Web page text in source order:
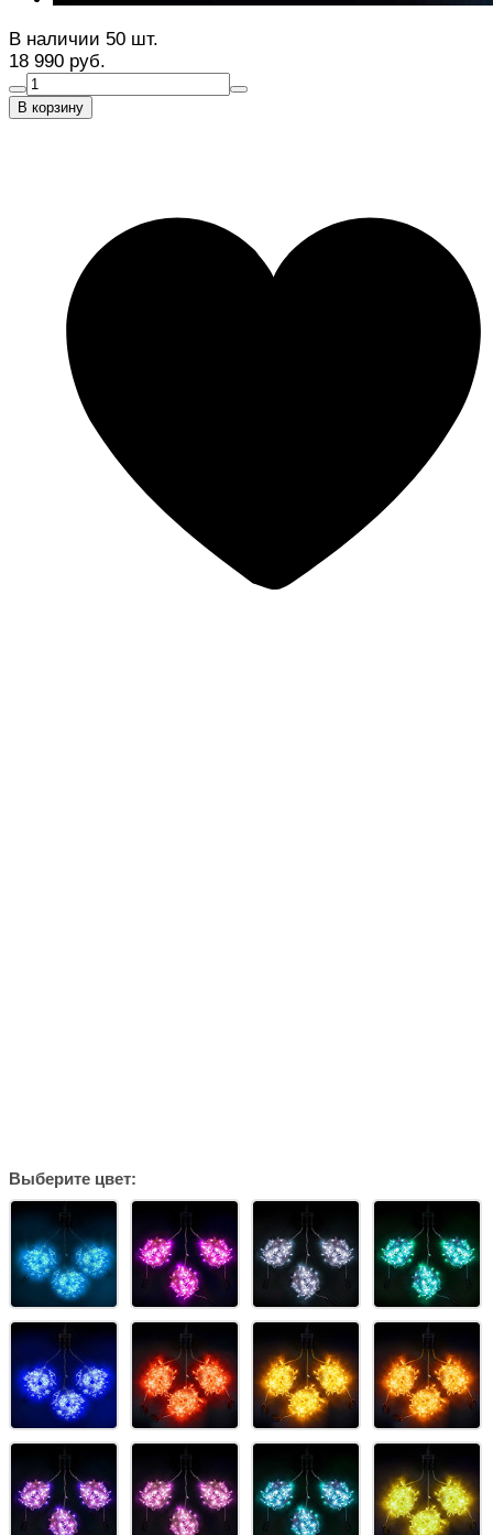
В наличии 50 шт.
18 990 руб.
В корзину
Выберите цвет: